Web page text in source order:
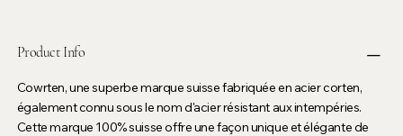
Product Info
Cowrten, une superbe marque suisse fabriquée en acier corten,
également connu sous le nom d'acier résistant aux intempéries.
Cette marque 100% suisse offre une façon unique et élégante de